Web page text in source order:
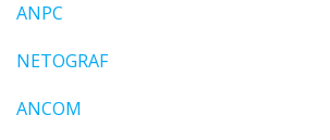
ANPC
NETOGRAF
ANCOM